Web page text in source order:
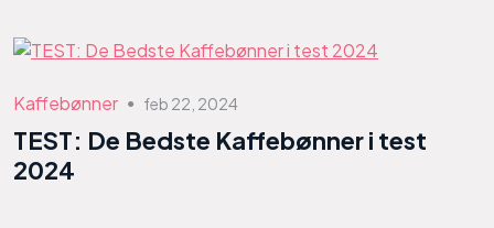
Kaffebønner ● feb 22, 2024
TEST: De Bedste Kaffebønner i test
2024